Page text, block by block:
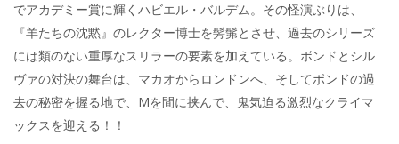
でアカデミー賞に輝くハビエル・バルデム。その怪演ぶりは、
『羊たちの沈黙』のレクター博士を髣髴とさせ、過去のシリーズ
には類のない重厚なスリラーの要素を加えている。ボンドとシル
ヴァの対決の舞台は、マカオからロンドンへ、そしてボンドの過
去の秘密を握る地で、Mを間に挟んで、鬼気迫る激烈なクライマ
ックスを迎える！！